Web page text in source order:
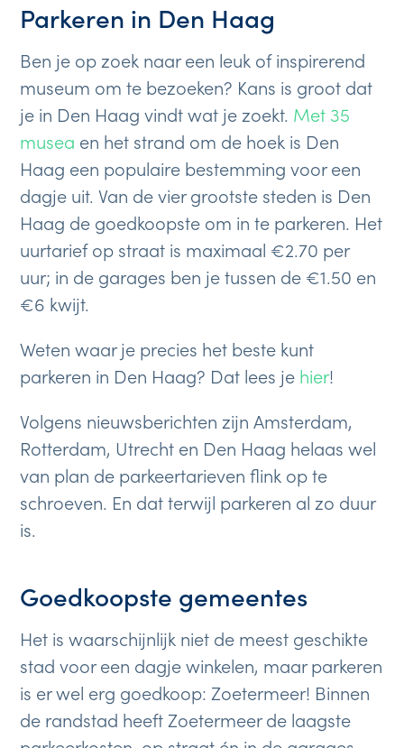
Parkeren in Den Haag
Ben je op zoek naar een leuk of inspirerend
museum om te bezoeken? Kans is groot dat
je in Den Haag vindt wat je zoekt. Met 35
musea en het strand om de hoek is Den
Haag een populaire bestemming voor een
dagje uit. Van de vier grootste steden is Den
Haag de goedkoopste om in te parkeren. Het
uurtarief op straat is maximaal €2.70 per
uur; in de garages ben je tussen de €1.50 en
€6 kwijt.
Weten waar je precies het beste kunt
parkeren in Den Haag? Dat lees je hier!
Volgens nieuwsberichten zijn Amsterdam,
Rotterdam, Utrecht en Den Haag helaas wel
van plan de parkeertarieven flink op te
schroeven. En dat terwijl parkeren al zo duur
is.
Goedkoopste gemeentes
Het is waarschijnlijk niet de meest geschikte
stad voor een dagje winkelen, maar parkeren
is er wel erg goedkoop: Zoetermeer! Binnen
de randstad heeft Zoetermeer de laagste